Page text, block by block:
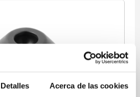
Detalles Acerca de las cookies